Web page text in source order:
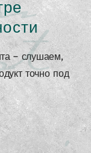
— слушаем,
точно под